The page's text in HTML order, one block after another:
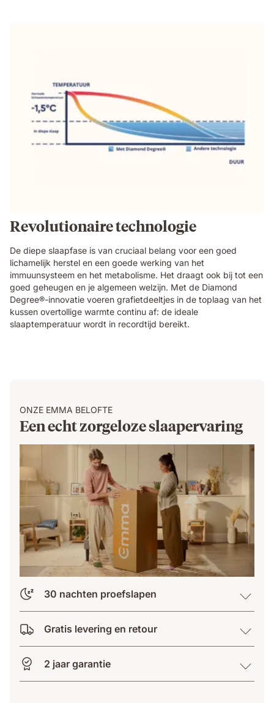
Revolutionaire technologie
De diepe slaapfase is van cruciaal belang voor een goed
lichamelijk herstel en een goede werking van het
immuunsysteem en het metabolisme. Het draagt ook bij tot een
goed geheugen en je algemeen welzijn. Met de Diamond
Degree®-innovatie voeren grafietdeeltjes in de toplaag van het
kussen overtollige warmte continu af: de ideale
slaaptemperatuur wordt in recordtijd bereikt.
ONZE EMMA BELOFTE
Een echt zorgeloze slaapervaring
30 nachten proefslapen
Gratis levering en retour
2 jaar garantie